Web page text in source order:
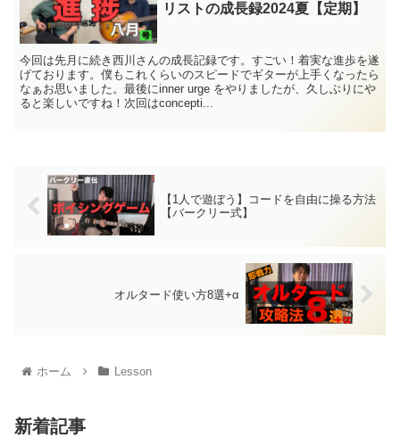
リストの成長録2024夏【定期】
今回は先月に続き西川さんの成長記録です。すごい！着実な進歩を遂
げております。僕もこれくらいのスピードでギターが上手くなったら
なぁお思いました。最後にinner urge をやりましたが、久しぶりにや
ると楽しいですね！次回はconcepti...
【1人で遊ぼう】コードを自由に操る方法
【バークリー式】
オルタード使い方8選+α
ホーム Lesson
新着記事